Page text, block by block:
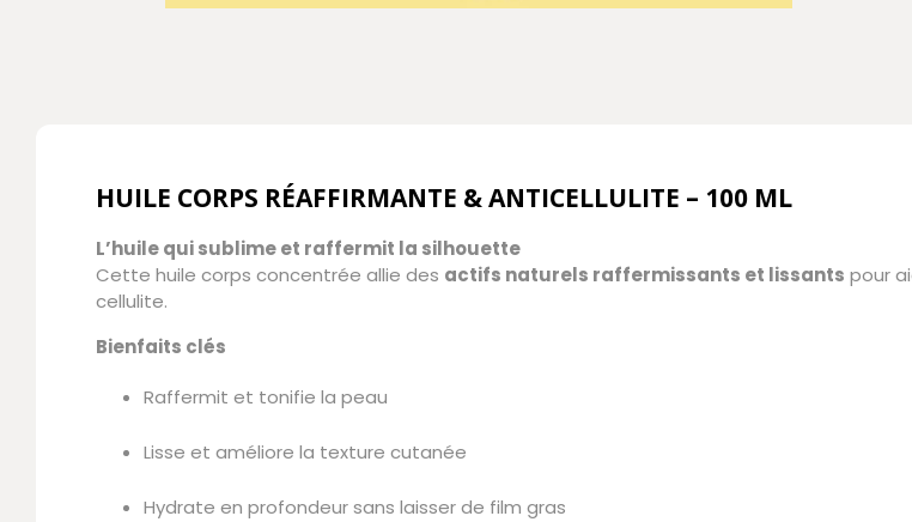
HUILE CORPS RÉAFFIRMANTE & ANTICELLULITE – 100 ML
L’huile qui sublime et raffermit la silhouette
Cette huile corps concentrée allie des actifs naturels raffermissants et lissants pour
cellulite.
Bienfaits clés
Raffermit et tonifie la peau
Lisse et améliore la texture cutanée
Hydrate en profondeur sans laisser de film gras